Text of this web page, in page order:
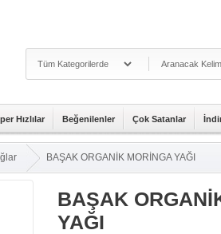
Hızlılar Beğenilenler Çok Satanlar
BAŞAK ORGANİK MORİNGA YAĞI
BAŞAK
YAĞI